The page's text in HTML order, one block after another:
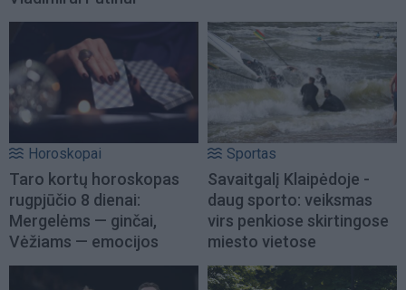
Horoskopai
Taro kortų horoskopas
rugpjūčio 8 dienai:
Mergelėms — ginčai,
Vėžiams — emocijos
Sportas
Savaitgalį Klaipėdoje -
daug sporto: veiksmas
virs penkiose skirtingose
miesto vietose